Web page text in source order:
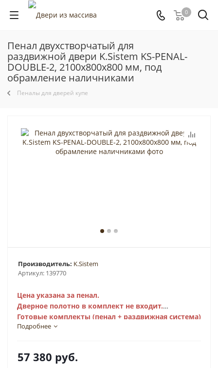
0
Пенал двухстворчатый для
раздвижной двери K.Sistem KS-PENAL-
DOUBLE-2, 2100x800x800 мм, под
обрамление наличниками
Пеналы для дверей купе
Артикул: 139770
Производитель: K.Sistem
Цена указана за пенал.
Дверное полотно в комплект не входит.
Готовые комплекты (пенал + раздвижная система)
— смотрите ниже.
Подробнее
57 380 руб.